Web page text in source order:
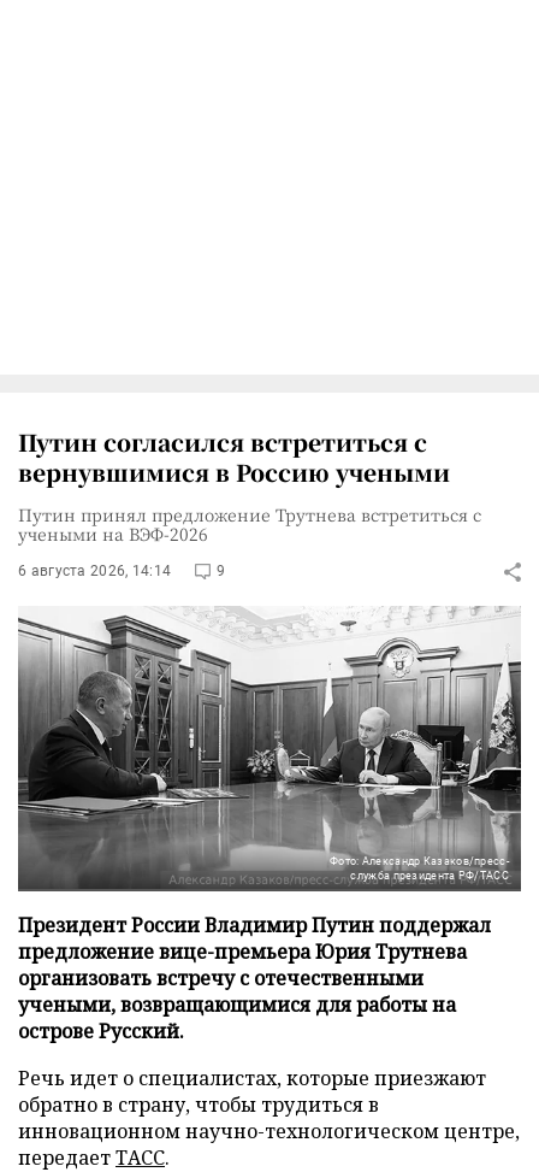
Путин согласился встретиться с
вернувшимися в Россию учеными
Путин принял предложение Трутнева встретиться с
учеными на ВЭФ-2026
6 августа 2026, 14:14 9
Фото: Александр Казаков/пресс-
служба президента РФ/ТАСС
Президент России Владимир Путин поддержал
предложение вице-премьера Юрия Трутнева
организовать встречу с отечественными
учеными, возвращающимися для работы на
острове Русский.
Речь идет о специалистах, которые приезжают
обратно в страну, чтобы трудиться в
инновационном научно-технологическом центре,
передаетТАСС.